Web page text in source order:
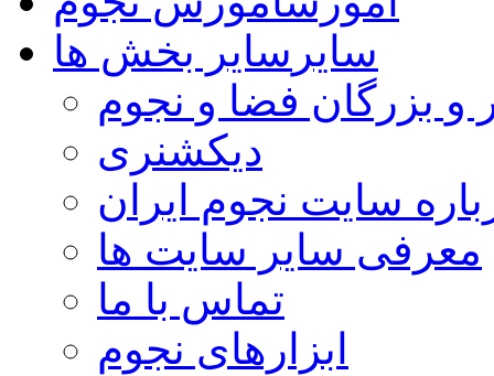
سایر سایر بخش ها
و بزرگان فضا و نجوم
دیکشنری
سایت نجوم ایران
معرفی سایر سایت ها
تماس با ما
ابزارهای نجوم